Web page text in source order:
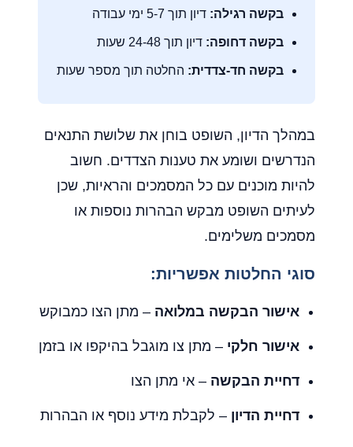
בקשה רגילה: דיון תוך 5-7 ימי עבודה
בקשה דחופה: דיון תוך 24-48 שעות
בקשה חד-צדדית: החלטה תוך מספר שעות
במהלך הדיון, השופט בוחן את שלושת התנאים
הנדרשים ושומע את טענות הצדדים. חשוב
להיות מוכנים עם כל המסמכים והראיות, שכן
לעיתים השופט מבקש הבהרות נוספות או
מסמכים משלימים.
סוגי החלטות אפשריות:
אישור הבקשה במלואה – מתן הצו כמבוקש
אישור חלקי – מתן צו מוגבל בהיקפו או בזמן
דחיית הבקשה – אי מתן הצו
דחיית הדיון – לקבלת מידע נוסף או הבהרות